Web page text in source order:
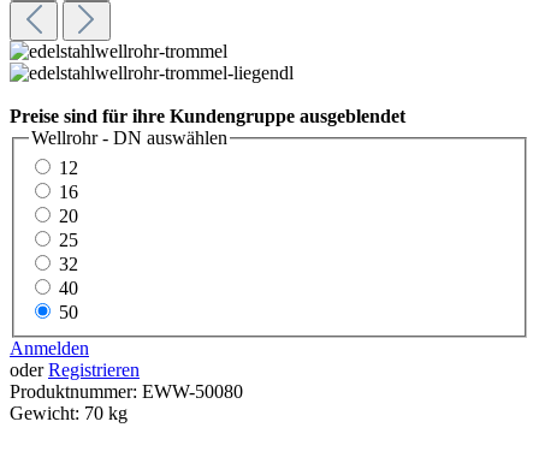
Preise sind für ihre Kundengruppe ausgeblendet
Wellrohr - DN auswählen
12
16
20
25
32
40
50
Anmelden
oderRegistrieren
Produktnummer: EWW-50080
Gewicht: 70 kg